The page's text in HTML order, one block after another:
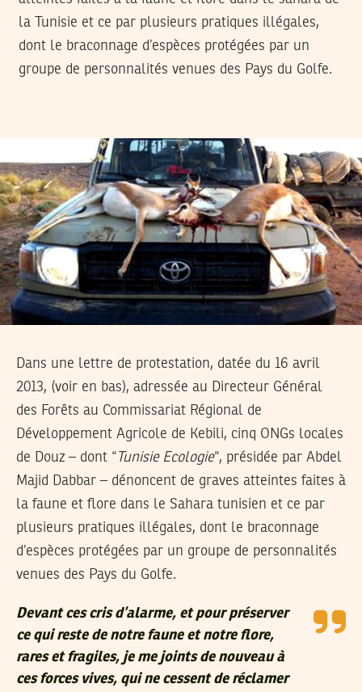
la Tunisie et ce par plusieurs pratiques illégales,
dont le braconnage d’espèces protégées par un
groupe de personnalités venues des Pays du Golfe.
Dans une lettre de protestation, datée du 16 avril
2013, (voir en bas), adressée au Directeur Général
des Forêts au Commissariat Régional de
Développement Agricole de Kebili, cinq ONGs locales
de Douz – dont “Tunisie Ecologie“, présidée par Abdel
Majid Dabbar – dénoncent de graves atteintes faites à
la faune et flore dans le Sahara tunisien et ce par
plusieurs pratiques illégales, dont le braconnage
d’espèces protégées par un groupe de personnalités
venues des Pays du Golfe.
Devant ces cris d’alarme, et pour préserver
ce qui reste de notre faune et notre flore,
rares et fragiles, je me joints de nouveau à
ces forces vives, qui ne cessent de réclamer